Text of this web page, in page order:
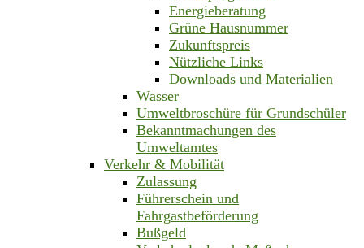
Energieberatung
Grüne Hausnummer
Zukunftspreis
Nützliche Links
Downloads und Materialien
Wasser
Umweltbroschüre für Grundschüler
Bekanntmachungen des
Umweltamtes
Verkehr & Mobilität
Zulassung
Führerschein und
Fahrgastbeförderung
Bußgeld